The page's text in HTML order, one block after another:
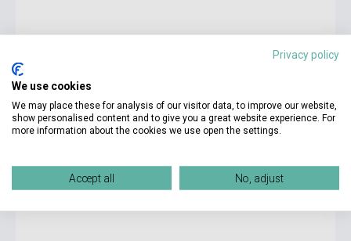
Privacy policy
We use cookies
We may place these for analysis of our visitor data, to improve our website,
show personalised content and to give you a great website experience. For
more information about the cookies we use open the settings.
Accept all No, adjust